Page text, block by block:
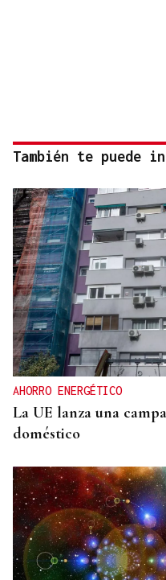
También te puede
AHORRO ENERGÉTICO
La UE lanza una
doméstico